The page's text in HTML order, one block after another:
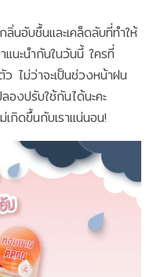
นอับชื้นและเคล็ดลับที่ทำให้
แนะนำกันในวันนี้ ใครที่
ไม่ว่าจะเป็นช่วงหน้าฝน
องปรับใช้กันได้นะคะ
กิดขึ้นกับเราแน่นอน!